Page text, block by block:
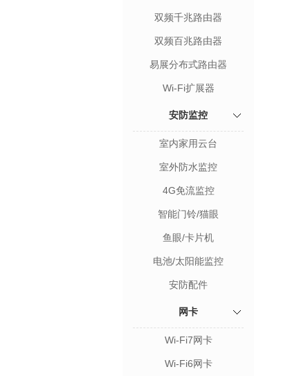
双频千兆路由器
双频百兆路由器
易展分布式路由器
Wi-Fi扩展器
安防监控
室内家用云台
室外防水监控
4G免流监控
智能门铃/猫眼
鱼眼/卡片机
电池/太阳能监控
安防配件
网卡
Wi-Fi7网卡
Wi-Fi6网卡